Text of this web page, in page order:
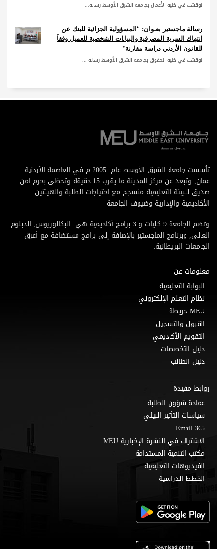
نوقشت في كلية الأعمال بجامعة الشرق الأوسط رسالة...
رسالة ماجستير بعنوان: “المسؤولية الجزائية للبنك عن
انتهاك السرية المصرفية والبيانات الشخصية للعميل وفقاً
للقانون الأردني دراسة مقارنة”
نوقشت في كلية الحقوق بجامعة الشرق الأوسط رسالة ...
تأسست جامعة الشرق الأوسط عام 2005 م في العاصمة الأردنية
عمان, وتبعد عن مركز المدينة ما يقرب 15 دقيقة وتحظى بحرم امن
صديق للبيئة التعليمية منسجم مع احتياجات الطلبة والهيئتين
الأكاديمية والإدارية وضيوف الجامعة
وتضم الجامعة 9 كليات و 3 برامج أكاديمية هي: البكالوريوس, الدبلوم
العالي, وبرنامج الماجستير بالإضافة إلى برامج مستضافة مع أعرق
الجامعات البريطانية.
معلومات عن
البوابة التعليمية
نظام التعلم الإلكتروني
MEU خريطة
القبول والتسجيل
التقويم الأكاديمي
دليل التخصصات
دليل الطالب
روابط مفيدة
عمادة شؤون الطلبة
سياسات التأثير البيئي
Email 365
الاشتراك في النشرة الإخبارية MEU
مكتب التنمية المستدامة
الفيديوهات التعليمية
الخطط الدراسية